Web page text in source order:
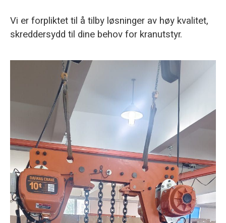
Vi er forpliktet til å tilby løsninger av høy kvalitet,
skreddersydd til dine behov for kranutstyr.